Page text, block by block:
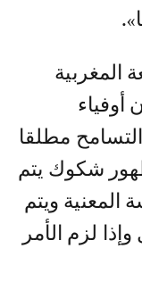
المغربية
مطلقا
شكوك يتم
المعنية ويتم
لزم الأمر